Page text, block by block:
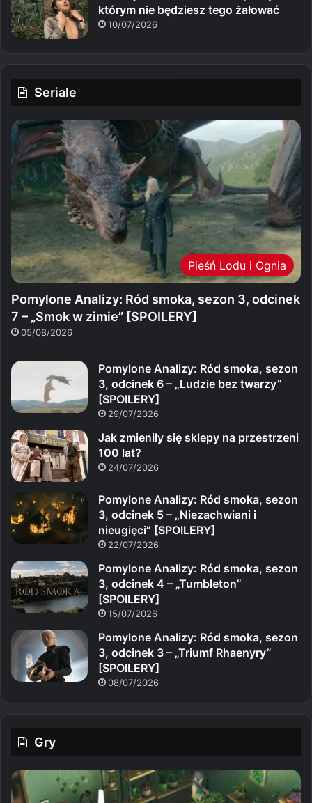
którym nie będziesz tego żałować
10/07/2026
Seriale
Pieśń Lodu i Ognia
Pomylone Analizy: Ród smoka, sezon 3, odcinek
7 – „Smok w zimie” [SPOILERY]
05/08/2026
Pomylone Analizy: Ród smoka, sezon
3, odcinek 6 – „Ludzie bez twarzy”
[SPOILERY]
29/07/2026
Jak zmieniły się sklepy na przestrzeni
100 lat?
24/07/2026
Pomylone Analizy: Ród smoka, sezon
3, odcinek 5 – „Niezachwiani i
nieugięci” [SPOILERY]
22/07/2026
Pomylone Analizy: Ród smoka, sezon
3, odcinek 4 – „Tumbleton”
[SPOILERY]
15/07/2026
Pomylone Analizy: Ród smoka, sezon
3, odcinek 3 – „Triumf Rhaenyry”
[SPOILERY]
08/07/2026
Gry